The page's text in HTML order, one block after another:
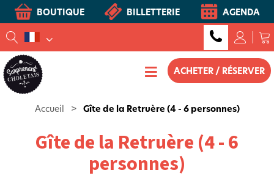
BOUTIQUE BILLETTERIE AGENDA
ACHETER / RÉSERVER
Accueil > Gîte de la Retruère (4 - 6 personnes)
Gîte de la Retruère (4 - 6
personnes)